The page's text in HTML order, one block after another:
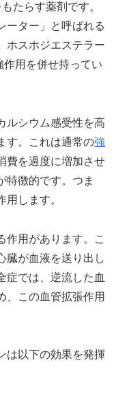
たらす薬剤です。
ーター」と呼ばれる
ホスホジエステラー
作用を併せ持ってい
ルシウム感受性を高
す。これは通常の強
費を過度に増加させ
特徴的です。つま
します。
作用があります。こ
臓が血液を送り出し
症では、逆流した血
、この血管拡張作用
は以下の効果を発揮